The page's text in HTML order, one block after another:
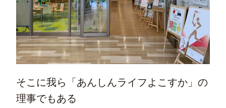
そこに我ら「あんしんライフよこすか」の
理事でもある